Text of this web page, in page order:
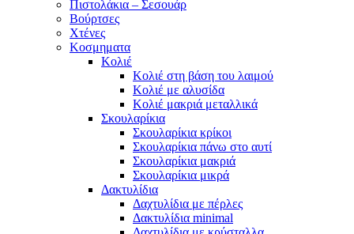
Πιστολάκια – Σεσουάρ
Βούρτσες
Χτένες
Κοσμηματα
Κολιέ
Κολιέ στη βάση του λαιμού
Κολιέ με αλυσίδα
Κολιέ μακριά μεταλλικά
Σκουλαρίκια
Σκουλαρίκια κρίκοι
Σκουλαρίκια πάνω στο αυτί
Σκουλαρίκια μακριά
Σκουλαρίκια μικρά
Δακτυλίδια
Δαχτυλίδια με πέρλες
Δακτυλίδια minimal